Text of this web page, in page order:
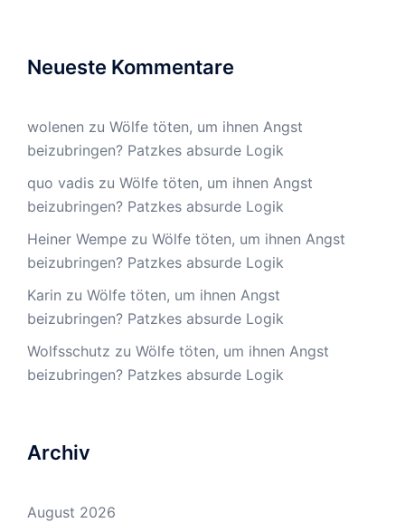
Neueste Kommentare
wolenen zu Wölfe töten, um ihnen Angst
beizubringen? Patzkes absurde Logik
quo vadis zu Wölfe töten, um ihnen Angst
beizubringen? Patzkes absurde Logik
Heiner Wempe zu Wölfe töten, um ihnen Angst
beizubringen? Patzkes absurde Logik
Karin zu Wölfe töten, um ihnen Angst
beizubringen? Patzkes absurde Logik
Wolfsschutz zu Wölfe töten, um ihnen Angst
beizubringen? Patzkes absurde Logik
Archiv
August 2026